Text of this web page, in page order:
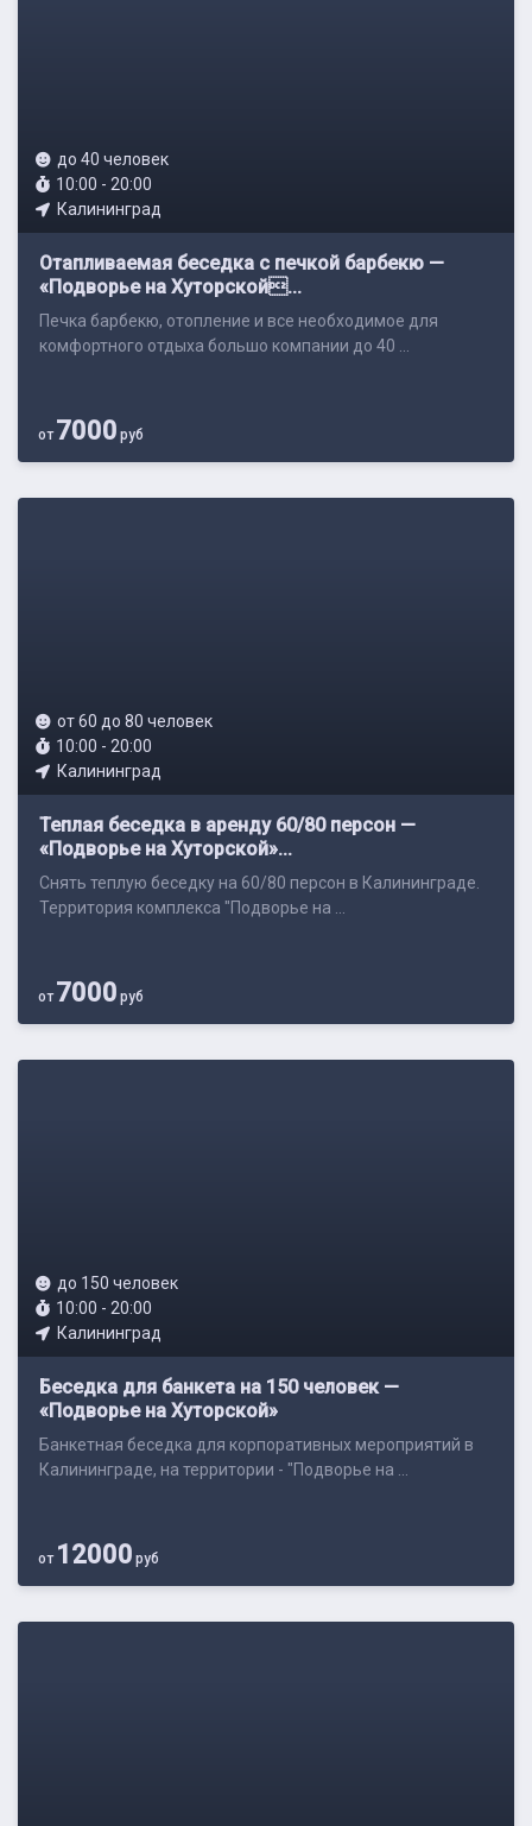
до 40 человек
10:00 - 20:00
Калининград
Отапливаемая беседка с печкой барбекю —
«Подворье на Хуторской...
Печка барбекю, отопление и все необходимое для
комфортного отдыха большо компании до 40 ...
от7000 руб
от 60 до 80 человек
10:00 - 20:00
Калининград
Теплая беседка в аренду 60/80 персон —
«Подворье на Хуторской»...
Снять теплую беседку на 60/80 персон в Калининграде.
Территория комплекса "Подворье на ...
от7000 руб
до 150 человек
10:00 - 20:00
Калининград
Беседка для банкета на 150 человек —
«Подворье на Хуторской»
Банкетная беседка для корпоративных мероприятий в
Калининграде, на территории - "Подворье на ...
от 12000 руб